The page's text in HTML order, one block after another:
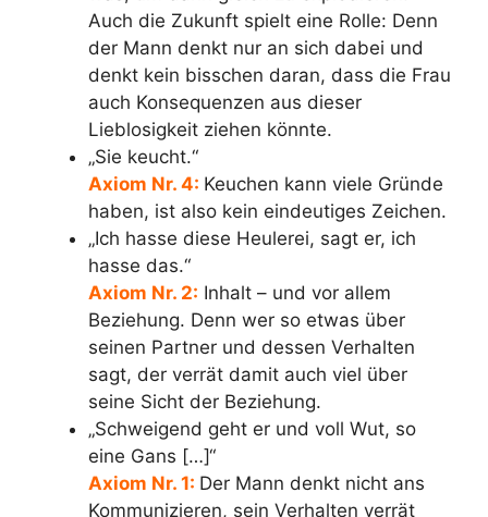
Auch die Zukunft spielt eine Rolle: Denn
der Mann denkt nur an sich dabei und
denkt kein bisschen daran, dass die Frau
auch Konsequenzen aus dieser
Lieblosigkeit ziehen könnte.
„Sie keucht.“
Axiom Nr. 4: Keuchen kann viele Gründe
haben, ist also kein eindeutiges Zeichen.
„Ich hasse diese Heulerei, sagt er, ich
hasse das.“
Axiom Nr. 2: Inhalt – und vor allem
Beziehung. Denn wer so etwas über
seinen Partner und dessen Verhalten
sagt, der verrät damit auch viel über
seine Sicht der Beziehung.
„Schweigend geht er und voll Wut, so
eine Gans […]“
Axiom Nr. 1: Der Mann denkt nicht ans
Kommunizieren, sein Verhalten verrät